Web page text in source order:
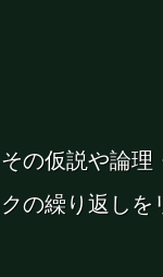
その仮説や論理
クの繰り返しを